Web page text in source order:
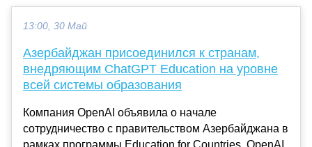
13:00, 30 Май
Азербайджан присоединился к странам,
внедряющим ChatGPT Education на уровне
всей системы образования
Компания OpenAI объявила о начале
сотрудничество с правительством Азербайджана в
рамках программы Education for Countries. OpenAI